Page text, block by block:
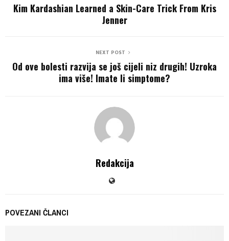
Kim Kardashian Learned a Skin-Care Trick From Kris
Jenner
NEXT POST
Od ove bolesti razvija se još cijeli niz drugih! Uzroka
ima više! Imate li simptome?
Redakcija
POVEZANI ČLANCI